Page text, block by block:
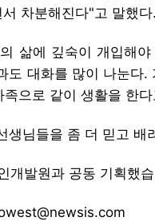
차분해진다"고 말했다.
삶에 깊숙이 개입해
도 대화를 많이 나눈다
으로 같이 생활을 한
생님들을 좀 더 믿고 배
개발원과 공동 기획했